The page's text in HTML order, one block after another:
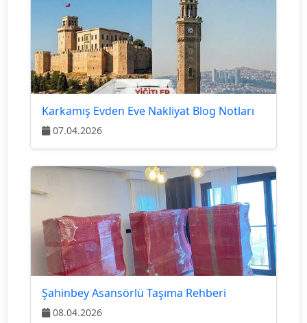
Karkamış Evden Eve Nakliyat Blog Notları
07.04.2026
Şahinbey Asansörlü Taşıma Rehberi
08.04.2026